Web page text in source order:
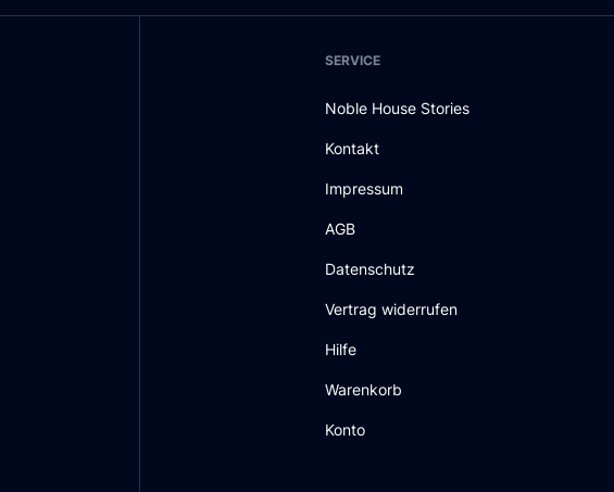
SERVICE
Noble House Stories
Kontakt
Impressum
AGB
Datenschutz
Vertrag widerrufen
Hilfe
Warenkorb
Konto